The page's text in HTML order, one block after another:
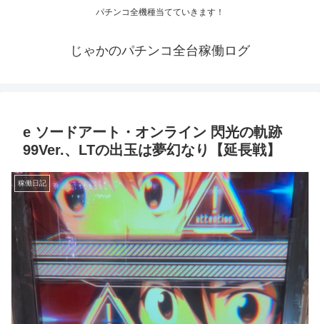
パチンコ全機種当てていきます！
じゃかのパチンコ全台稼働ログ
e ソードアート・オンライン 閃光の軌跡
99Ver.、LTの出玉は夢幻なり【延長戦】
稼働日記